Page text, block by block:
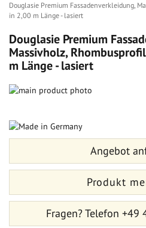
Douglasie Premium Fassadenverkleidung,
in 2,00 m Länge - lasiert
Douglasie Premium
Massivholz,
m Länge - lasiert
Zum
Bildergalerie
springen
der
Bildergalerie
Angebot
Produkt
Fragen?Telefon +49